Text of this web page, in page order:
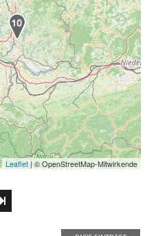
Leaflet| © OpenStreetMap-Mitwirkende